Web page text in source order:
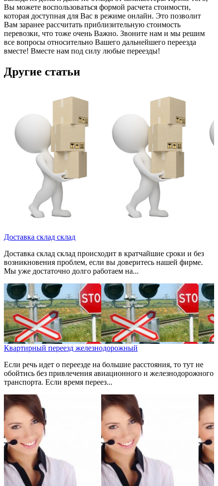
Вы можете воспользоваться формой расчета стоимости,
которая доступная для Вас в режиме онлайн. Это позволит
Вам заранее рассчитать приблизительную стоимость
перевозки, что тоже очень Важно. Звоните нам и мы решим
все вопросы относительно Вашего дальнейшего переезда
вместе! Вместе нам под силу любые переезды!
Другие статьи
Доставка склад склад
Доставка склад склад происходит в кратчайшие сроки и без
возникновения проблем, если вы доверитесь нашей фирме.
Мы уже достаточно долго работаем на...
Квартирный переезд железнодорожный
Если речь идет о переезде на большие расстояния, то тут не
обойтись без привлечения авиационного и железнодорожного
транспорта. Если время переез...